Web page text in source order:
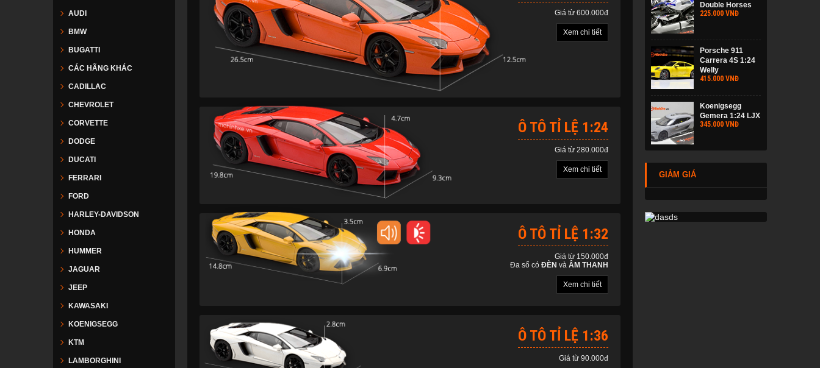
AUDI
BMW
BUGATTI
CÁC HÃNG KHÁC
CADILLAC
CHEVROLET
CORVETTE
DODGE
DUCATI
FERRARI
FORD
HARLEY-DAVIDSON
HONDA
HUMMER
JAGUAR
JEEP
KAWASAKI
KOENIGSEGG
KTM
LAMBORGHINI
Giá từ 600.000đ
Xem chi tiết
Ô TÔ TỈ LỆ 1:24
Giá từ 280.000đ
Xem chi tiết
Ô TÔ TỈ LỆ 1:32
Giá từ 150.000đ
Đa số có ĐÈN và ÂM THANH
Xem chi tiết
Ô TÔ TỈ LỆ 1:36
Giá từ 90.000đ
Double Horses
225.000 VNĐ
Porsche 911
Carrera 4S 1:24
Welly
415.000 VNĐ
Koenigsegg
Gemera 1:24 LJX
345.000 VNĐ
GIẢM GIÁ